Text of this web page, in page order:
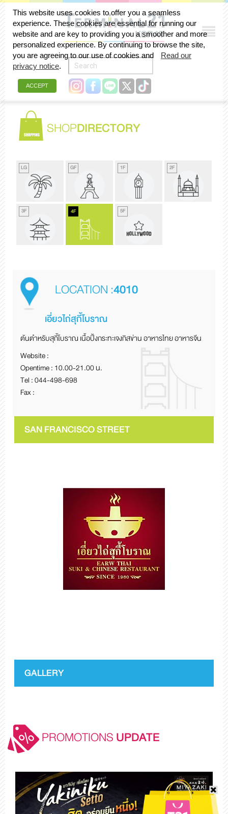
SHOPDIRECTORY
LG GF 1F 2F
3F 4F 5F
LOCATION :4010
เอี่ยวไถ่สุกี้โบราณ
ต้นตำหรับสุกี้โบราณ เนื้อปิ้งกระทะเจงกิสข่าน อาหารไทย อาหารจีน
Website :
Opentime : 10.00-21.00 น.
Tel : 044-498-698
Fax :
SAN FRANCISCO STREET
GALLERY
PROMOTIONSUPDATE
This website uses cookies to offer you a seamless
experience. These cookies are essential for running our
website and are key to providing you a smoother and more
personalized experience. By continuing to browse the site,
you are agreeing to our use of cookies and
Read our
privacy notice.
ACCEPT